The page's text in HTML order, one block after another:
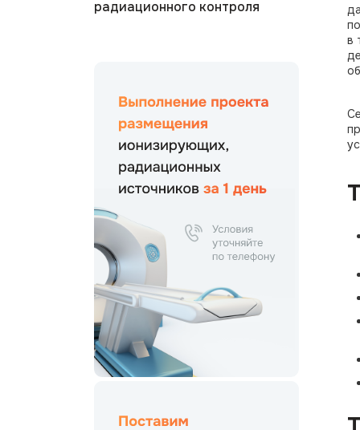
в
радиационного контроля